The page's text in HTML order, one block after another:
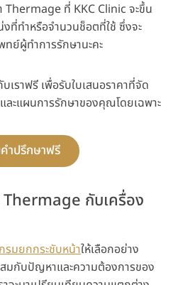
ที่ KKC Clinic จะขึ้น
ที่ทำหรือจำนวนช็อตที่ใช้ ซึ่งจะ
ทย์ผู้ทำการรักษานะคะ
ราฟรี เพื่อรับใบเสนอราคาที่จัด
ละแผนการรักษาของคุณโดยเฉพาะ
ำปรึกษาฟรี
Thermage กับเครื่อง
รมยกกระชับหน้าให้เลือกอย่าง
สมกับปัญหาและความต้องการของ